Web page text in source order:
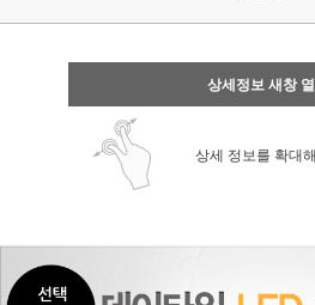
상세정보 새창
상세 정보를 확대